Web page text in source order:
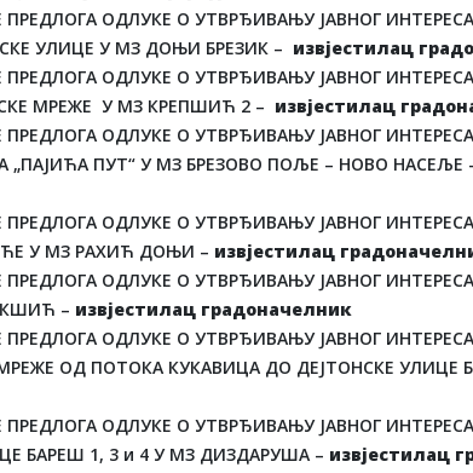
ОДЛУКЕ О УТВРЂИВАЊУ ЈАВНОГ
УЛИЦЕ У МЗ ДОЊИ БРЕЗИК – извјестилац
ОДЛУКЕ О УТВРЂИВАЊУ ЈАВНОГ
МРЕЖЕ У МЗ КРЕПШИЋ 2 – извјестилац
ОДЛУКЕ О УТВРЂИВАЊУ ЈАВНОГ
„ПАЈИЋА ПУТ“ У МЗ БРЕЗОВО ПОЉЕ – НОВО НАСЕЉЕ
ОДЛУКЕ О УТВРЂИВАЊУ ЈАВНОГ
У МЗ РАХИЋ ДОЊИ – извјестилац
ОДЛУКЕ О УТВРЂИВАЊУ ЈАВНОГ
– извјестилац градоначелник
ОДЛУКЕ О УТВРЂИВАЊУ ЈАВНОГ
ОД ПОТОКА КУКАВИЦА ДО ДЕЈТОНСКЕ УЛИЦЕ
ОДЛУКЕ О УТВРЂИВАЊУ ЈАВНОГ
БАРЕШ 1, 3 и 4 У МЗ ДИЗДАРУША – извјестилац